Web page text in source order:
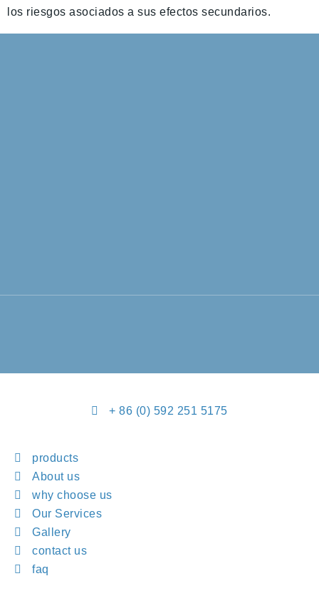
los riesgos asociados a sus efectos secundarios.
+ 86 (0) 592 251 5175
products
About us
why choose us
Our Services
Gallery
contact us
faq